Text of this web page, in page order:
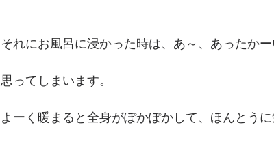
それにお風呂に浸かった時は、あ～、あったか
思ってしまいます。
よーく暖まると全身がぽかぽかして、ほんとうに